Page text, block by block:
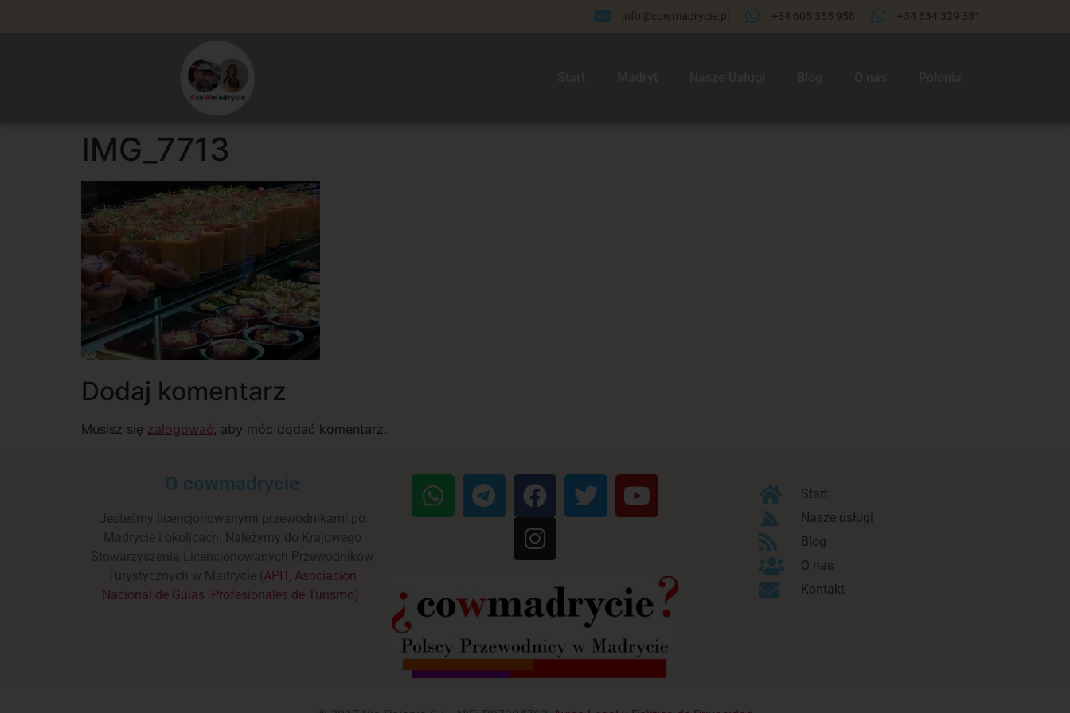
info@cowmadrycie.pl +34 605 355 958 +34 634 329 381​
IMG_7713
Dodaj komentarz
Musisz się zalogować, aby móc dodać komentarz.
O cowmadrycie
Jesteśmy licencjonowanymi przewodnikami po
Madrycie i okolicach. Należymy do Krajowego
Stowarzyszenia Licencjonowanych Przewodników
Turystycznych w Madrycie (APIT, Asociación
Nacional de Guías Profesionales de Turismo).
Start
Nasze usługi
Blog
O nas
Kontakt